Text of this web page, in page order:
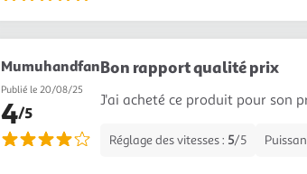
Mumuhandfan
Publié le 20/08/25
4/5
Bon rapport qualité prix
J'ai acheté ce produit pour son
Réglage des vitesses : 5/5